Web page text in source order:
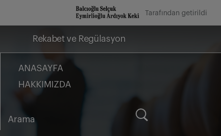
geç
Tarafından getirildi
Rekabet ve Regülasyon
ANASAYFA
HAKKIMIZDA
for: